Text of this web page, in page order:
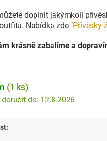
doplnit jakýmkoli
Nabídka zde "Přívěsky
krásně zabalíme a
(1 ks)
12.8.2026
: